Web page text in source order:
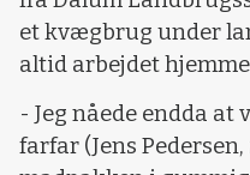
et kvægbrug under
altid arbejdet
- Jeg nåede endda
farfar (Jens Pedersen,